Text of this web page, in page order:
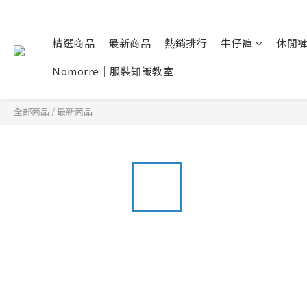
精選商品 最新商品 熱銷排行 牛仔褲
休閒
Nomorre｜服裝知識教室
全部商品 /最新商品